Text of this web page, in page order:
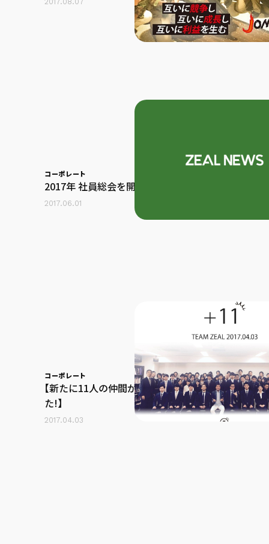
コーポレート
2017年 社員総会を開催いたしました
2017.06.01
コーポレート
【新たに11人の仲間が入社いたしまし
た!】
2017.04.03